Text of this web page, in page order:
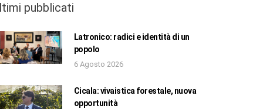
pubblicati
Latronico: radici e identità di un
popolo
6 Agosto 2026
Cicala: vivaistica forestale, nuova
opportunità